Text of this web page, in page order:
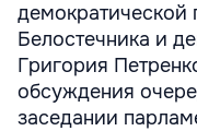
демократической
Белостечника и
Григория
обсуждения
заседании